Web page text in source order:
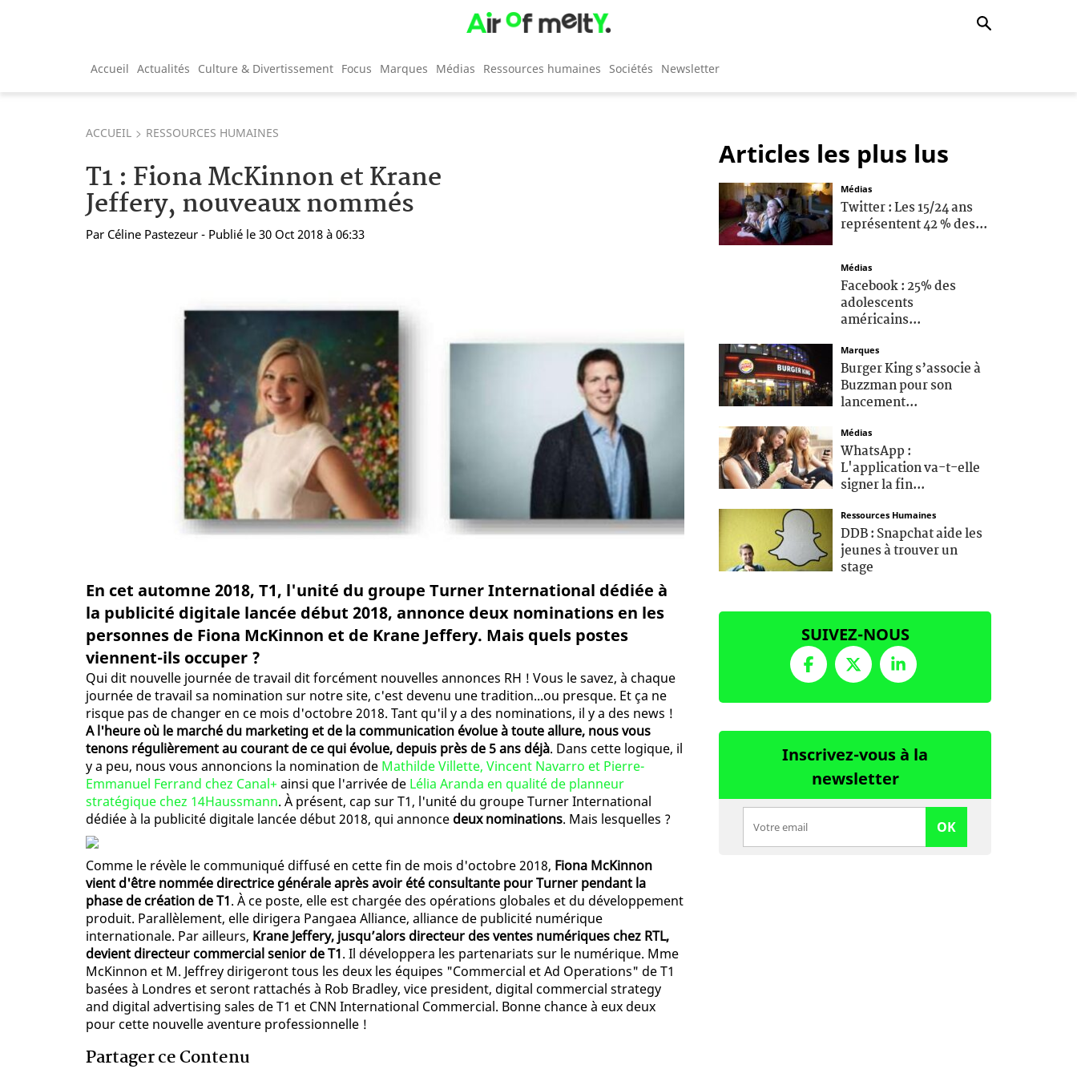
Accueil Actualités Culture & Divertissement Focus Marques Médias Ressources humaines Sociétés Newsletter
ACCUEIL RESSOURCES HUMAINES
T1 : Fiona McKinnon et Krane
Jeffery, nouveaux nommés
Par Céline Pastezeur - Publié le 30 Oct 2018 à 06:33
En cet automne 2018, T1, l'unité du groupe Turner International dédiée à
la publicité digitale lancée début 2018, annonce deux nominations en les
personnes de Fiona McKinnon et de Krane Jeffery. Mais quels postes
viennent-ils occuper ?
Qui dit nouvelle journée de travail dit forcément nouvelles annonces RH ! Vous le savez, à chaque
journée de travail sa nomination sur notre site, c'est devenu une tradition...ou presque. Et ça ne
risque pas de changer en ce mois d'octobre 2018. Tant qu'il y a des nominations, il y a des news !
A l'heure où le marché du marketing et de la communication évolue à toute allure, nous vous
tenons régulièrement au courant de ce qui évolue, depuis près de 5 ans déjà. Dans cette logique, il
y a peu, nous vous annoncions la nomination de Mathilde Villette, Vincent Navarro et Pierre-
Emmanuel Ferrand chez Canal+ ainsi que l'arrivée de Lélia Aranda en qualité de planneur
stratégique chez 14Haussmann. À présent, cap sur T1, l'unité du groupe Turner International
dédiée à la publicité digitale lancée début 2018, qui annonce deux nominations. Mais lesquelles ?
Comme le révèle le communiqué diffusé en cette fin de mois d'octobre 2018, Fiona McKinnon
vient d'être nommée directrice générale après avoir été consultante pour Turner pendant la
phase de création de T1. À ce poste, elle est chargée des opérations globales et du développement
produit. Parallèlement, elle dirigera Pangaea Alliance, alliance de publicité numérique
internationale. Par ailleurs, Krane Jeffery, jusqu’alors directeur des ventes numériques chez RTL,
devient directeur commercial senior de T1. Il développera les partenariats sur le numérique. Mme
McKinnon et M. Jeffrey dirigeront tous les deux les équipes "Commercial et Ad Operations" de T1
basées à Londres et seront rattachés à Rob Bradley, vice president, digital commercial strategy
and digital advertising sales de T1 et CNN International Commercial. Bonne chance à eux deux
pour cette nouvelle aventure professionnelle !
Partager ce Contenu
Articles les plus lus
Médias
Twitter : Les 15/24 ans
représentent 42 % des...
Médias
Facebook : 25% des
adolescents
américains...
Marques
Burger King s’associe à
Buzzman pour son
lancement...
Médias
WhatsApp :
L'application va-t-elle
signer la fin...
Ressources Humaines
DDB : Snapchat aide les
jeunes à trouver un
stage
SUIVEZ-NOUS
Inscrivez-vous à la
newsletter
OK